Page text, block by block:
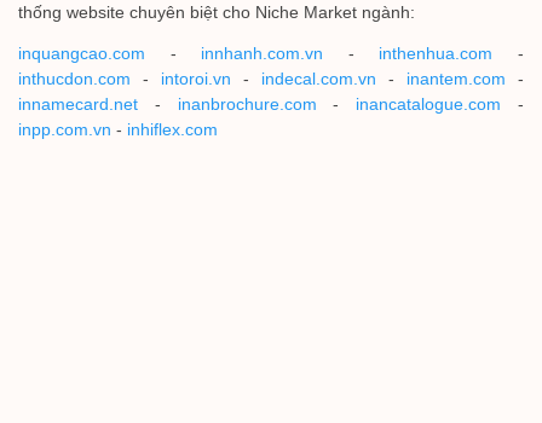
thống website chuyên biệt cho Niche Market ngành:
inquangcao.com - innhanh.com.vn - inthenhua.com -
inthucdon.com - intoroi.vn - indecal.com.vn - inantem.com -
innamecard.net - inanbrochure.com - inancatalogue.com -
inpp.com.vn - inhiflex.com